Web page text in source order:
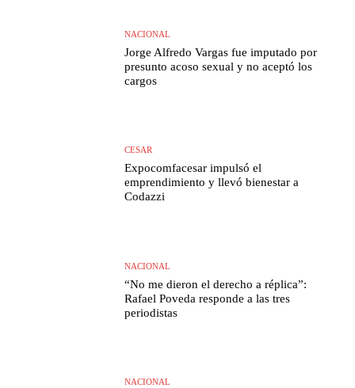
NACIONAL
Jorge Alfredo Vargas fue imputado por
presunto acoso sexual y no aceptó los
cargos
CESAR
Expocomfacesar impulsó el
emprendimiento y llevó bienestar a
Codazzi
NACIONAL
“No me dieron el derecho a réplica”:
Rafael Poveda responde a las tres
periodistas
NACIONAL